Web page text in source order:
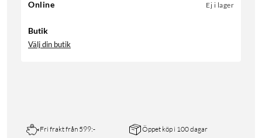
Online Ej i lager
Butik
Välj din butik
Fri frakt från 599:- Öppet köp i 100 dagar